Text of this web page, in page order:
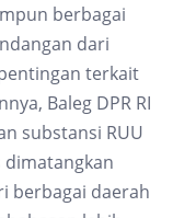
berbagai
dari
terkait
Baleg DPR RI
substansi RUU
berbagai daerah